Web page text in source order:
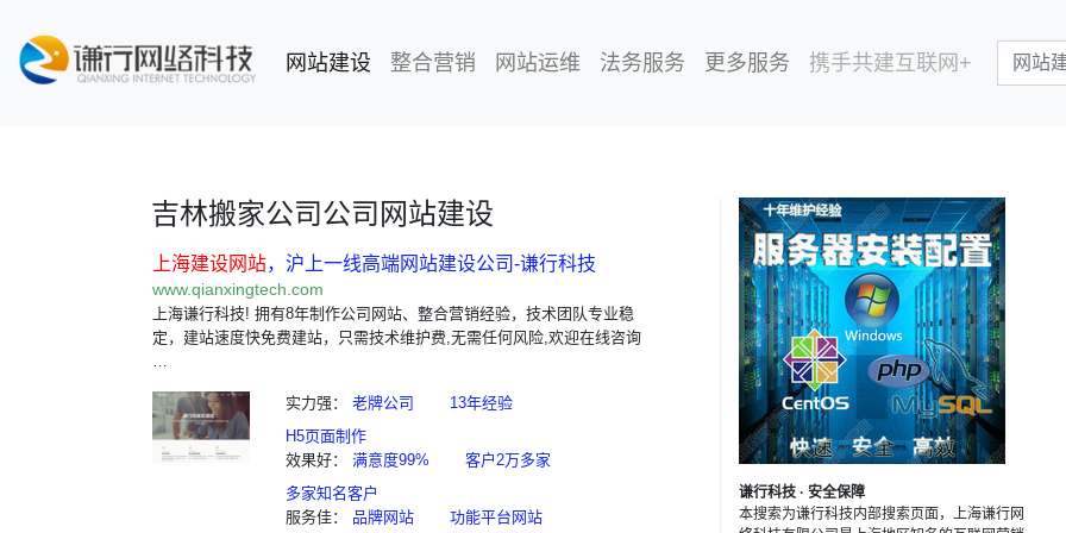
网站建设 (current)
整合营销 网站运维 法务服务 更多服务 携手共建互联网+
吉林搬家公司公司网站建设
上海建设网站，沪上一线高端网站建设公司-谦行科技
www.qianxingtech.com
上海谦行科技! 拥有8年制作公司网站、整合营销经验，技术团队专业稳
定，建站速度快免费建站，只需技术维护费,无需任何风险,欢迎在线咨询
…
实力强： 老牌公司
13年经验
H5页面制作
效果好：
满意度99%
客户2万多家
多家知名客户
服务佳：
品牌网站 功能平台网站
谦行科技 · 安全保障
本搜索为谦行科技内部搜索页面，上海谦行网